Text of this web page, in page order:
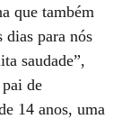
que também
dias para nós
saudade”,
de
14 anos, uma